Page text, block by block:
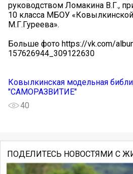
руководством Ломакина В.Г.,
10 класса МБОУ
М.Г.Гуреева».
Больше фото https://vk.com/
157626944_309122630
Ковылкинская модельная
"САМОРАЗВИТИЕ"
40
ПОДЕЛИТЕСЬ НОВОСТЯМИ С